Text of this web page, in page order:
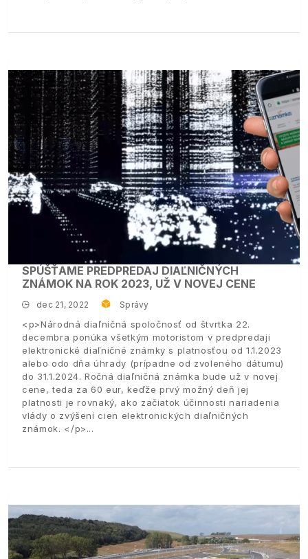
SPÚŠŤAME PREDPREDAJ DIAĽNIČNÝCH
ZNÁMOK NA ROK 2023, UŽ V NOVEJ CENE
dec 21, 2022 Správy
<p>Národná diaľničná spoločnosť od štvrtka 22.
decembra ponúka všetkým motoristom v predpredaji
elektronické diaľničné známky s platnosťou od 1.1.2023
alebo odo dňa úhrady (prípadne od zvoleného dátumu)
do 31.1.2024. Ročná diaľničná známka bude už v novej
cene, teda za 60 eur, keďže prvý možný deň jej
platnosti je rovnaký, ako začiatok účinnosti nariadenia
vlády o zvýšení cien elektronických diaľničných
známok. </p>